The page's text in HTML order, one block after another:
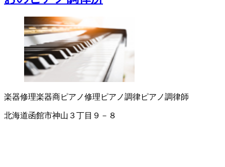
楽器修理楽器商ピアノ修理 ピアノ調律ピアノ調律師
北海道函館市神山３丁目９－８